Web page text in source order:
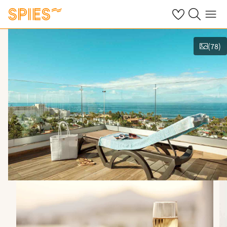
Se dine gemte
Søg påMenu
Vis film og billeder
(78)